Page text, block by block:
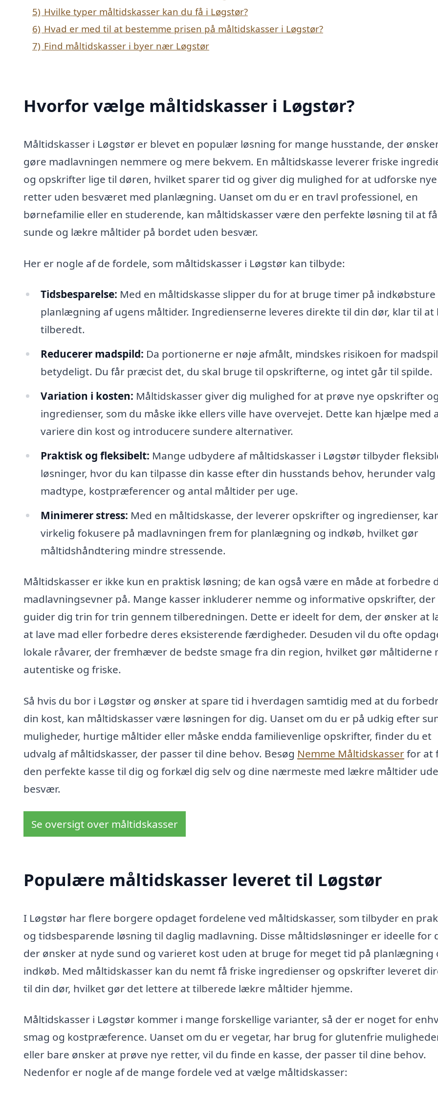
5) Hvilke typer måltidskasser kan du få i Løgstør?
6) Hvad er med til at bestemme prisen på måltidskasser i Løgstør?
7) Find måltidskasser i byer nær Løgstør
Hvorfor vælge måltidskasser i Løgstør?
Måltidskasser i Løgstør er blevet en populær løsning for mange husstande, der
gøre madlavningen nemmere og mere bekvem. En måltidskasse leverer friske
og opskrifter lige til døren, hvilket sparer tid og giver dig mulighed for at udforske nye
retter uden besværet med planlægning. Uanset om du er en travl professionel, en
børnefamilie eller en studerende, kan måltidskasser være den perfekte løsning til at få
sunde og lækre måltider på bordet uden besvær.
Her er nogle af de fordele, som måltidskasser i Løgstør kan tilbyde:
Tidsbesparelse: Med en måltidskasse slipper du for at bruge timer på indkøbsture
planlægning af ugens måltider. Ingredienserne leveres direkte til din dør, klar til at
tilberedt.
Reducerer madspild: Da portionerne er nøje afmålt, mindskes risikoen for
betydeligt. Du får præcist det, du skal bruge til opskrifterne, og intet går til spilde.
Variation i kosten: Måltidskasser giver dig mulighed for at prøve nye opskrifter og
ingredienser, som du måske ikke ellers ville have overvejet. Dette kan hjælpe med
variere din kost og introducere sundere alternativer.
Praktisk og fleksibelt: Mange udbydere af måltidskasser i Løgstør tilbyder
løsninger, hvor du kan tilpasse din kasse efter din husstands behov, herunder valg
madtype, kostpræferencer og antal måltider per uge.
Minimerer stress: Med en måltidskasse, der leverer opskrifter og ingredienser,
virkelig fokusere på madlavningen frem for planlægning og indkøb, hvilket gør
måltidshåndtering mindre stressende.
Måltidskasser er ikke kun en praktisk løsning; de kan også være en måde at forbedre
madlavningsevner på. Mange kasser inkluderer nemme og informative opskrifter, der
guider dig trin for trin gennem tilberedningen. Dette er ideelt for dem, der ønsker at
at lave mad eller forbedre deres eksisterende færdigheder. Desuden vil du ofte
lokale råvarer, der fremhæver de bedste smage fra din region, hvilket gør måltiderne
autentiske og friske.
Så hvis du bor i Løgstør og ønsker at spare tid i hverdagen samtidig med at du
din kost, kan måltidskasser være løsningen for dig. Uanset om du er på udkig efter
muligheder, hurtige måltider eller måske endda familievenlige opskrifter, finder du et
udvalg af måltidskasser, der passer til dine behov. Besøg Nemme Måltidskasserfor at
den perfekte kasse til dig og forkæl dig selv og dine nærmeste med lækre måltider
besvær.
Se oversigt over måltidskasser
Populære måltidskasser leveret til Løgstør
I Løgstør har flere borgere opdaget fordelene ved måltidskasser, som tilbyder en
og tidsbesparende løsning til daglig madlavning. Disse måltidsløsninger er ideelle for
der ønsker at nyde sund og varieret kost uden at bruge for meget tid på planlægning
indkøb. Med måltidskasser kan du nemt få friske ingredienser og opskrifter leveret
til din dør, hvilket gør det lettere at tilberede lækre måltider hjemme.
Måltidskasser i Løgstør kommer i mange forskellige varianter, så der er noget for
smag og kostpræference. Uanset om du er vegetar, har brug for glutenfrie
eller bare ønsker at prøve nye retter, vil du finde en kasse, der passer til dine behov.
Nedenfor er nogle af de mange fordele ved at vælge måltidskasser: